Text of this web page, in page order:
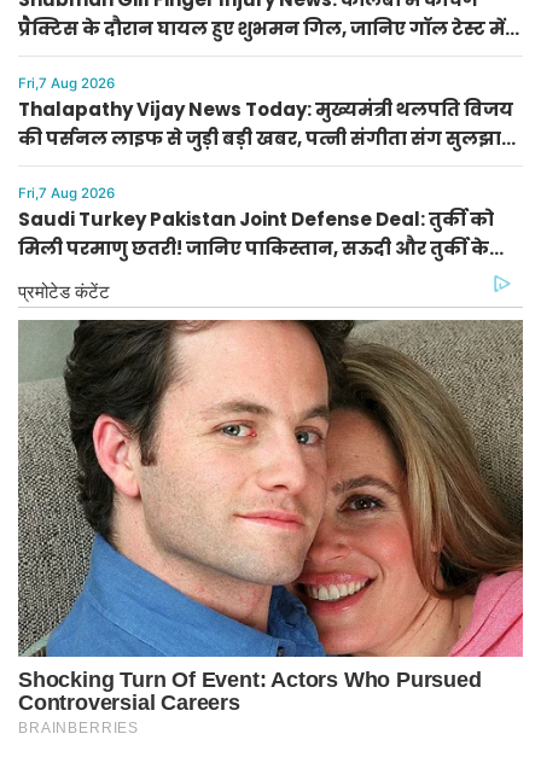
प्रैक्टिस के दौरान घायल हुए शुभमन गिल, जानिए गॉल टेस्ट में
खेलेंगे या नहीं
Fri,7 Aug 2026
Thalapathy Vijay News Today: मुख्यमंत्री थलपति विजय
की पर्सनल लाइफ से जुड़ी बड़ी खबर, पत्नी संगीता संग सुलझा
विवाद
Fri,7 Aug 2026
Saudi Turkey Pakistan Joint Defense Deal: तुर्की को
मिली परमाणु छतरी! जानिए पाकिस्तान, सऊदी और तुर्की के
सैन्य गठबंधन के मायने